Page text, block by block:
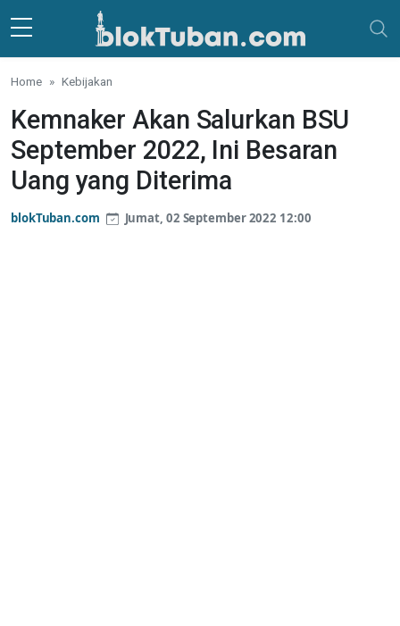
Skip to main content
Home Kebijakan
Kemnaker Akan Salurkan BSU
September 2022, Ini Besaran
Uang yang Diterima
blokTuban.com Jumat, 02 September 2022 12:00